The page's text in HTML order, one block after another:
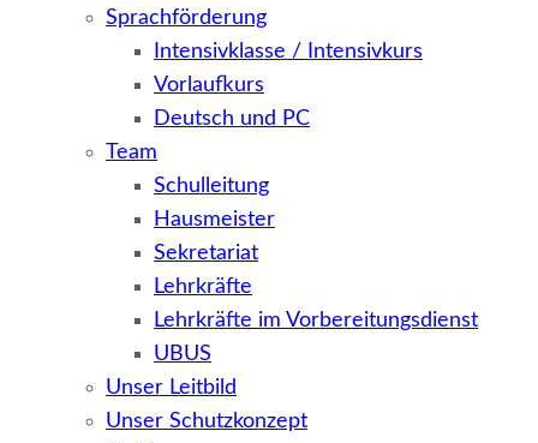
Sprachförderung
Intensivklasse / Intensivkurs
Vorlaufkurs
Deutsch und PC
Team
Schulleitung
Hausmeister
Sekretariat
Lehrkräfte
Lehrkräfte im Vorbereitungsdienst
UBUS
Unser Leitbild
Unser Schutzkonzept